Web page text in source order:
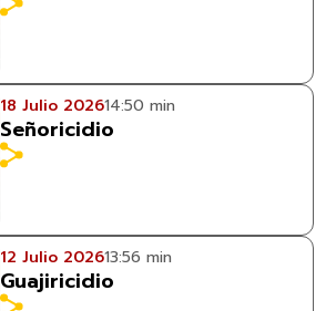
18 Julio 202614:50 min
Señoricidio
12 Julio 202613:56 min
Guajiricidio